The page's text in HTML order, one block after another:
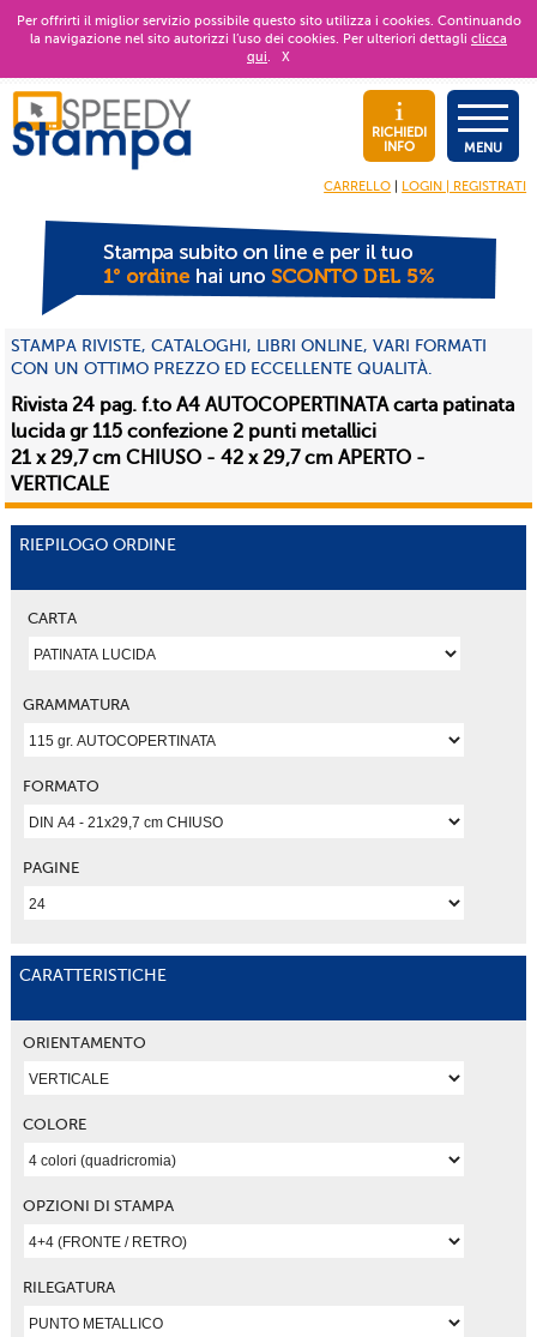
Per offrirti il miglior servizio possibile questo sito utilizza i cookies. Continuando
la navigazione nel sito autorizzi l’uso dei cookies. Per ulteriori dettagli clicca
qui. X
RICHIEDI
INFO
MENU
CARRELLO LOGIN | REGISTRATI
STAMPA RIVISTE, CATALOGHI, LIBRI ONLINE, VARI FORMATI
CON UN OTTIMO PREZZO ED ECCELLENTE QUALITÀ.
Rivista 24 pag. f.to A4 AUTOCOPERTINATA carta patinata
lucida gr 115 confezione 2 punti metallici
21 x 29,7 cm CHIUSO - 42 x 29,7 cm APERTO -
VERTICALE
RIEPILOGO ORDINE
CARTA
GRAMMATURA
FORMATO
PAGINE
CARATTERISTICHE
ORIENTAMENTO
COLORE
OPZIONI DI STAMPA
RILEGATURA